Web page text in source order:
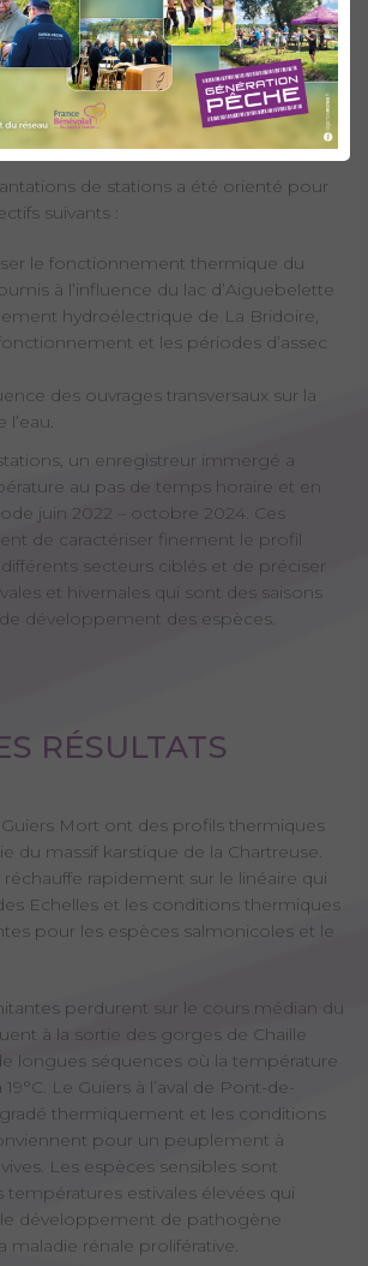
départemental de la
cours d’eau de la FSPPMA
départemental de la température des
la FDAAPPMA 38,
et gérées par le SIAGA pour
existants.
de stations a été orienté pour
suivants :
le fonctionnement thermique du
à l’influence du lac d’Aiguebelette
hydroélectrique de La Bridoire,
et les périodes d’assec
des ouvrages transversaux sur la
un enregistreur immergé a
au pas de temps horaire et en
juin 2022 – octobre 2024. Ces
de caractériser finement le profil
secteurs ciblés et de préciser
et hivernales qui sont des saisons
développement des espèces.
RÉSULTATS
Guiers Mort ont des profils thermiques
du massif karstique de la Chartreuse.
rapidement sur le linéaire qui
Echelles et les conditions thermiques
pour les espèces salmonicoles et le
perdurent sur le cours médian du
à la sortie des gorges de Chaille
longues séquences où la température
Le Guiers à l’aval de Pont-de-
thermiquement et les conditions
pour un peuplement à
Les espèces sensibles sont
températures estivales élevées qui
développement de pathogène
maladie rénale proliférative.